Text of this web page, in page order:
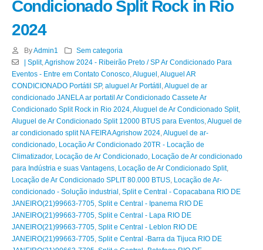
Condicionado Split Rock in Rio
2024
ByAdmin1
Sem categoria
| Split, Agrishow 2024 - Ribeirão Preto / SP Ar Condicionado Para
Eventos - Entre em Contato Conosco Aluguel Aluguel AR
CONDICIONADO Portátil SP, aluguel Ar Portátil Aluguel de ar
condicionado JANELA ar portatil Ar Condicionado Cassete Ar
Condicionado Split Rock in Rio 2024 Aluguel de Ar Condicionado Split,
Aluguel de Ar Condicionado Split 12000 BTUS para Eventos Aluguel de
ar condicionado split NA FEIRA Agrishow 2024 Aluguel de ar-
condicionado Locação Ar Condicionado 20TR - Locação de
Climatizador, Locação de Ar Condicionado Locação de Ar condicionado
para Indústria e suas Vantagens Locação de Ar Condicionado Split,
Locação de Ar Condicionado SPLIT 80.000 BTUS Locação de Ar-
condicionado - Solução industrial Split e Central - Copacabana RIO DE
JANEIRO(21)99663-7705 Split e Central - Ipanema RIO DE
JANEIRO(21)99663-7705 Split e Central - Lapa RIO DE
JANEIRO(21)99663-7705 Split e Central - Leblon RIO DE
JANEIRO(21)99663-7705 Split e Central -Barra da Tijuca RIO DE